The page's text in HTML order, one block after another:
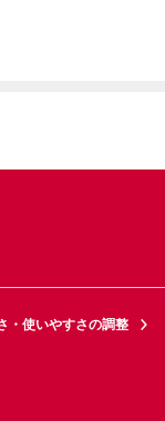
・使いやすさの調整